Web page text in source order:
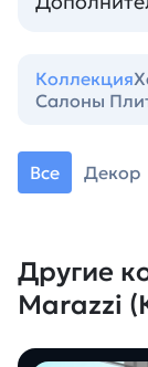
Коллекция
Салоны
Все Декор
Другие
Marazzi